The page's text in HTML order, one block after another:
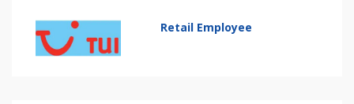
Retail Employee